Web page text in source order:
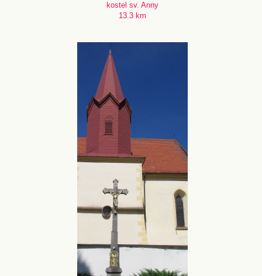
kostel sv. Anny
13.3 km